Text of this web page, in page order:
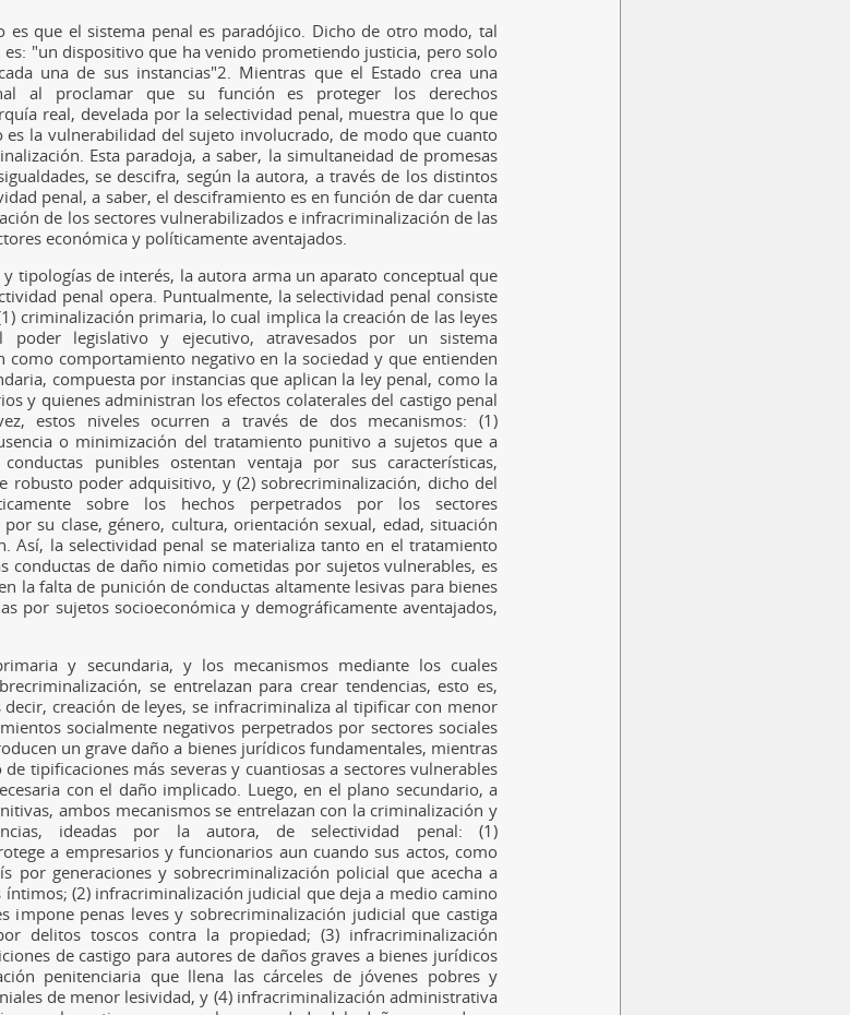
es que el sistema penal es paradójico. Dicho de otro modo, tal
es: "un dispositivo que ha venido prometiendo justicia, pero solo
una de sus instancias"2. Mientras que el Estado crea una
al proclamar que su función es proteger los derechos
real, develada por la selectividad penal, muestra que lo que
la vulnerabilidad del sujeto involucrado, de modo que cuanto
Esta paradoja, a saber, la simultaneidad de promesas
se descifra, según la autora, a través de los distintos
penal, a saber, el desciframiento es en función de dar cuenta
de los sectores vulnerabilizados e infracriminalización de las
económica y políticamente aventajados.
tipologías de interés, la autora arma un aparato conceptual que
penal opera. Puntualmente, la selectividad penal consiste
criminalización primaria, lo cual implica la creación de las leyes
legislativo y ejecutivo, atravesados por un sistema
como comportamiento negativo en la sociedad y que entienden
compuesta por instancias que aplican la ley penal, como la
y quienes administran los efectos colaterales del castigo penal
estos niveles ocurren a través de dos mecanismos: (1)
o minimización del tratamiento punitivo a sujetos que a
punibles ostentan ventaja por sus características,
robusto poder adquisitivo, y (2) sobrecriminalización, dicho del
sobre los hechos perpetrados por los sectores
su clase, género, cultura, orientación sexual, edad, situación
Así, la selectividad penal se materializa tanto en el tratamiento
conductas de daño nimio cometidas por sujetos vulnerables, es
la falta de punición de conductas altamente lesivas para bienes
por sujetos socioeconómica y demográficamente aventajados,
y secundaria, y los mecanismos mediante los cuales
se entrelazan para crear tendencias, esto es,
creación de leyes, se infracriminaliza al tipificar con menor
socialmente negativos perpetrados por sectores sociales
un grave daño a bienes jurídicos fundamentales, mientras
tipificaciones más severas y cuantiosas a sectores vulnerables
con el daño implicado. Luego, en el plano secundario, a
ambos mecanismos se entrelazan con la criminalización y
ideadas por la autora, de selectividad penal: (1)
a empresarios y funcionarios aun cuando sus actos, como
por generaciones y sobrecriminalización policial que acecha a
(2) infracriminalización judicial que deja a medio camino
impone penas leves y sobrecriminalización judicial que castiga
delitos toscos contra la propiedad; (3) infracriminalización
de castigo para autores de daños graves a bienes jurídicos
penitenciaria que llena las cárceles de jóvenes pobres y
de menor lesividad, y (4) infracriminalización administrativa